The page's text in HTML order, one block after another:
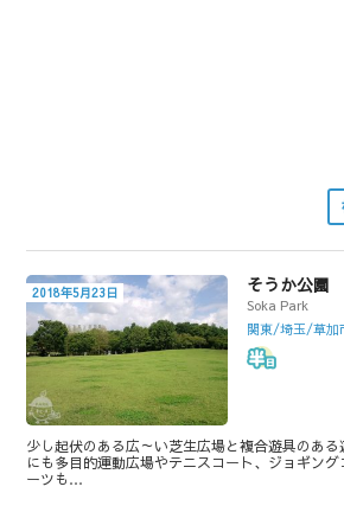
2018年5月23日 そうか公園
Soka Park
関東/埼玉/草加
少し起伏のある広～い芝生広場と複合遊具のあ
にも多目的運動広場やテニスコート、ジョギン
ーツも…